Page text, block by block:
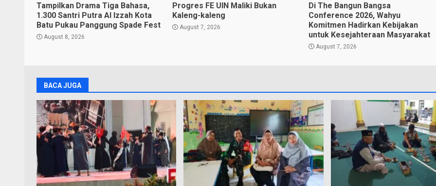
Tampilkan Drama Tiga Bahasa,
1.300 Santri Putra Al Izzah Kota
Batu Pukau Panggung Spade Fest
August 8, 2026
Progres FE UIN Maliki Bukan
Kaleng-kaleng
August 7, 2026
Di The Bangun Bangsa
Conference 2026, Wahyu
Komitmen Hadirkan Kebijakan
untuk Kesejahteraan Masyarakat
August 7, 2026
BACA JUGA